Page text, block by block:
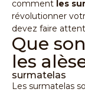
comment les
révolutionner
devez faire
Que
les
surmatelas
Les surmatelas